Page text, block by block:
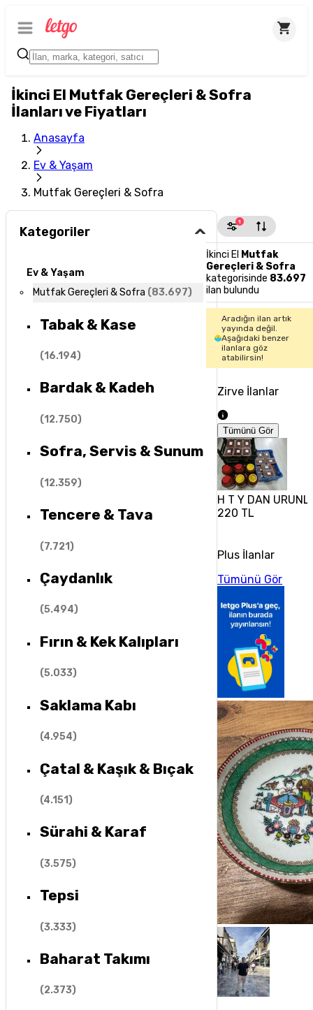
İkinci El Mutfak Gereçleri & Sofra
İlanları ve Fiyatları
Anasayfa
Ev & Yaşam
Mutfak Gereçleri & Sofra
Kategoriler
Ev & Yaşam
Mutfak Gereçleri & Sofra (83.697)
Tabak & Kase
(16.194)
Bardak & Kadeh
(12.750)
Sofra, Servis & Sunum
(12.359)
Tencere & Tava
(7.721)
Çaydanlık
(5.494)
Fırın & Kek Kalıpları
(5.033)
Saklama Kabı
(4.954)
Çatal & Kaşık & Bıçak
(4.151)
Sürahi & Karaf
(3.575)
Tepsi
(3.333)
Baharat Takımı
(2.373)
1
İkinci El Mutfak
Gereçleri & Sofra
kategorisinde 83.697
ilan bulundu
Aradığın ilan artık
yayında değil.
Aşağıdaki benzer
ilanlara göz
atabilirsin!
Zirve İlanlar
Tümünü Gör
H T Y DAN
220 TL
Plus İlanlar
Tümünü Gör